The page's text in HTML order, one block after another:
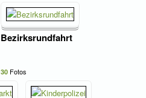
Bezirksrundfahrt
30Fotos